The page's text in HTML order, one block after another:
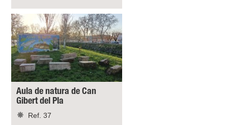
Aula de natura de Can
Gibert del Pla
Ref. 37